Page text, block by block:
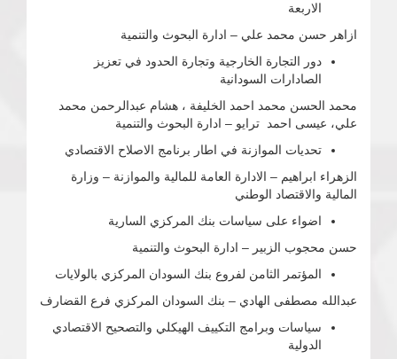
الاربعة
ازاهر حسن محمد علي – ادارة البحوث والتنمية
دور التجارة الخارجية وتجارة الحدود في تعزيز
الصادارات السودانية
محمد الحسن محمد احمد الخليفة ، هشام عبدالرحمن محمد
علي، عيسى احمد ترايو – ادارة البحوث والتنمية
تحديات الموازنة في اطار برنامج الاصلاح الاقتصادي
الزهراء ابراهيم – الادارة العامة للمالية والموازنة – وزارة
المالية والاقتصاد الوطني
اضواء على سياسات بنك المركزي السارية
حسن محجوب الزبير – ادارة البحوث والتنمية
المؤتمر الثامن لفروع بنك السودان المركزي بالولايات
عبدالله مصطفى الهادي – بنك السودان المركزي فرع القضارف
سياسات وبرامج التكييف الهيكلي والتصحيح الاقتصادي
الدولية